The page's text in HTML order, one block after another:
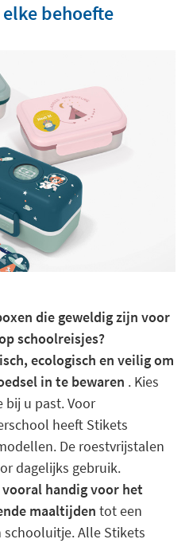
behoefte
die geweldig zijn voor
schoolreisjes?
ecologisch en veilig om
in te bewaren . Kies
bij u past. Voor
heeft Stikets
De roestvrijstalen
dagelijks gebruik.
handig voor het
maaltijden tot een
schooluitje. Alle Stikets